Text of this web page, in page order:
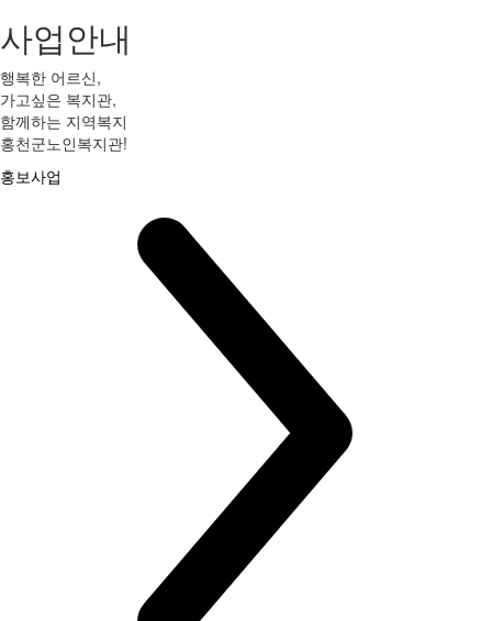
사업안내
행복한 어르신,
가고싶은 복지관,
함께하는 지역복지
홍천군노인복지관!
홍보사업